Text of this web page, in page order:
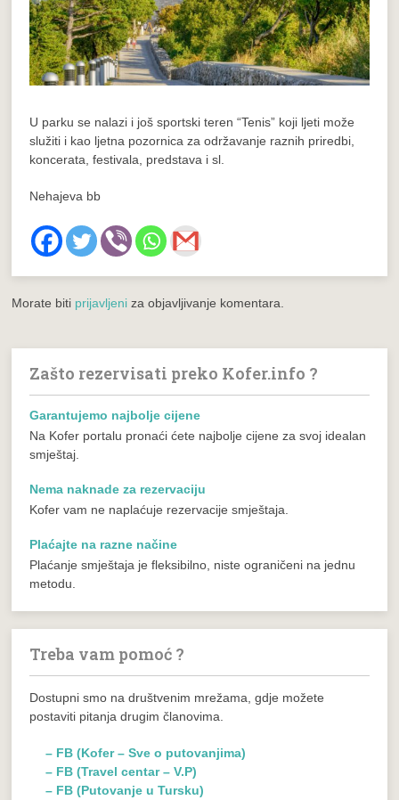
U parku se nalazi i još sportski teren “Tenis” koji ljeti može
služiti i kao ljetna pozornica za održavanje raznih priredbi,
koncerata, festivala, predstava i sl.
Nehajeva bb
Morate biti prijavljeni za objavljivanje komentara.
Zašto rezervisati preko Kofer.info ?
Garantujemo najbolje cijene
Na Kofer portalu pronaći ćete najbolje cijene za svoj idealan
smještaj.
Nema naknade za rezervaciju
Kofer vam ne naplaćuje rezervacije smještaja.
Plaćajte na razne načine
Plaćanje smještaja je fleksibilno, niste ograničeni na jednu
metodu.
Treba vam pomoć ?
Dostupni smo na društvenim mrežama, gdje možete
postaviti pitanja drugim članovima.
– FB (Kofer – Sve o putovanjima)
– FB (Travel centar – V.P)
– FB (Putovanje u Tursku)